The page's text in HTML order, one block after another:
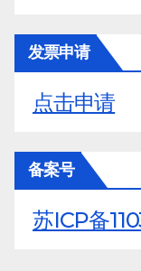
发票申请
点击申请
备案号
苏ICP备